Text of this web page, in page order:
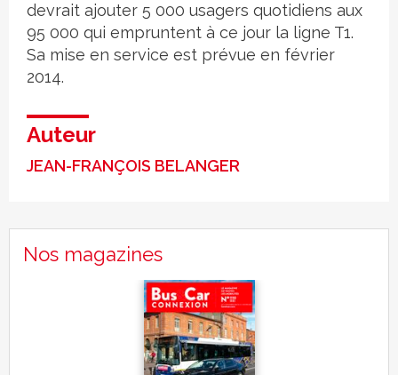
devrait ajouter 5 000 usagers quotidiens aux
95 000 qui empruntent à ce jour la ligne T1.
Sa mise en service est prévue en février
2014.
Auteur
JEAN-FRANÇOIS BELANGER
Nos magazines